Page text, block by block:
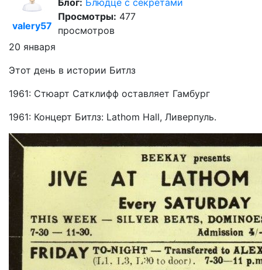
valery57
Просмотры: 477
просмотров
20 января
Этот день в истории Битлз
1961: Стюарт Сатклифф оставляет Гамбург
1961: Концерт Битлз: Lathom Hall, Ливерпуль.